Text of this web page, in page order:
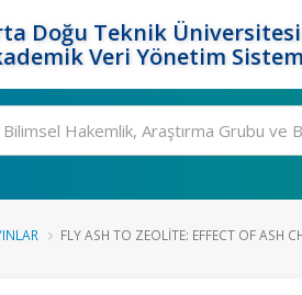
Doğu Teknik Üniversitesi
Veri Yönetim
FLY ASH TO ZEOLITE: EFFECT OF ASH